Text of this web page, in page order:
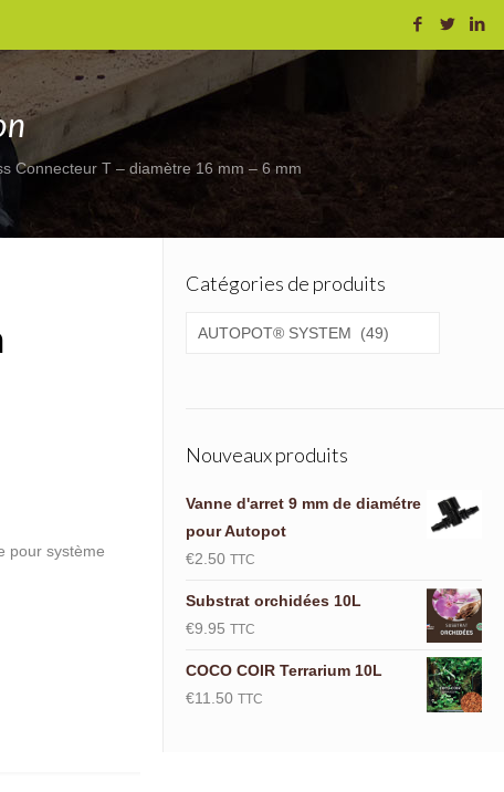
Connecteur T – diamètre 16 mm – 6 mm
pour système
Catégories de produits
Nouveaux produits
Vanne d'arret 9 mm de diamétre
pour Autopot
€2.50 TTC
Substrat orchidées 10L
€9.95 TTC
COCO COIR Terrarium 10L
€11.50 TTC